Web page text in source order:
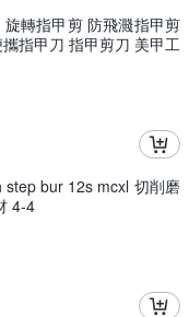
轉指甲剪 防飛濺指甲剪
指甲刀 指甲剪刀 美甲工
step bur 12s mcxl 切削磨
4-4